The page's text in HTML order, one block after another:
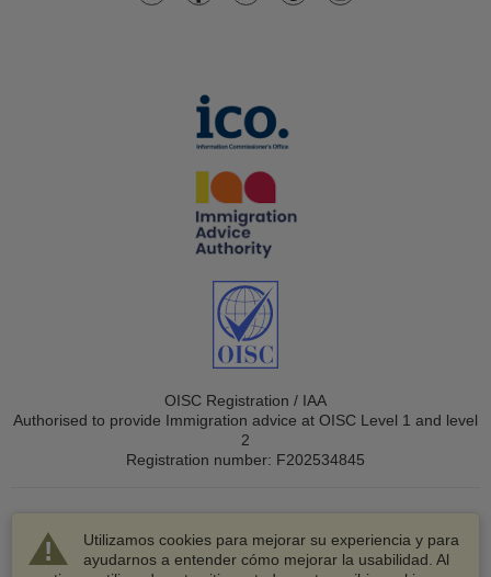
Utilizamos cookies para mejorar su experiencia y para
ayudarnos a entender cómo mejorar la usabilidad. Al
OISC Registration / IAA
Authorised to provide Immigration advice at OISC Level 1 and level
2
Registration number: F202534845